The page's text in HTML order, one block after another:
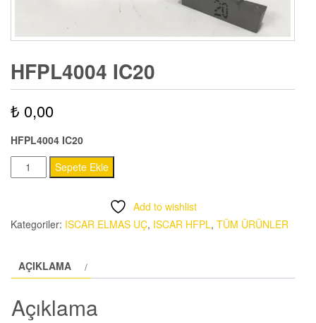
HFPL4004 IC20
₺ 0,00
HFPL4004 IC20
HFPL4004
IC20
Sepete Ekle
Add to wishlist
Kategoriler: ISCAR ELMAS UÇ, ISCAR HFPL, TÜM ÜRÜNLER
AÇIKLAMA
Açıklama